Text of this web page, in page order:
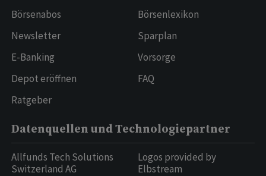
Börsenabos
Newsletter
E-Banking
Depot eröffnen
Ratgeber
Börsenlexikon
Sparplan
Vorsorge
FAQ
Datenquellen und Technologiepartner
Allfunds Tech Solutions
Switzerland AG
Logos provided by
Elbstream